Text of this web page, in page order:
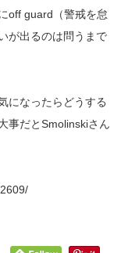
off guard（警戒を怠
が出るのは問うまで
になったらどうする
事だとSmolinskiさん